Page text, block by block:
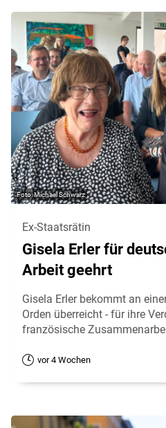
Michael Schwarz
Ex-Staatsrätin
Gisela Erler für
Arbeit geehrt
Gisela Erler bekommt an
Orden überreicht - für ihre
französische
vor 4 Wochen